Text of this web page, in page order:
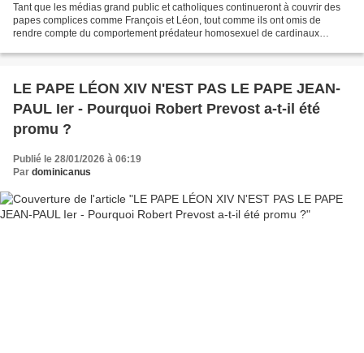
Tant que les médias grand public et catholiques continueront à couvrir des
papes complices comme François et Léon, tout comme ils ont omis de
rendre compte du comportement prédateur homosexuel de cardinaux
LE PAPE LÉON XIV N'EST PAS LE PAPE JEAN-
PAUL Ier - Pourquoi Robert Prevost a-t-il été
promu ?
Publié le 28/01/2026 à 06:19
Par dominicanus